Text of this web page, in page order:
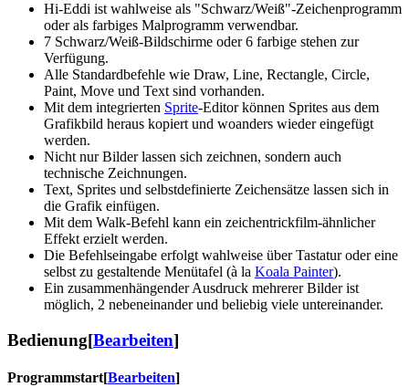
Hi-Eddi ist wahlweise als "Schwarz/Weiß"-Zeichenprogramm
oder als farbiges Malprogramm verwendbar.
7 Schwarz/Weiß-Bildschirme oder 6 farbige stehen zur
Verfügung.
Alle Standardbefehle wie Draw, Line, Rectangle, Circle,
Paint, Move und Text sind vorhanden.
Mit dem integrierten Sprite-Editor können Sprites aus dem
Grafikbild heraus kopiert und woanders wieder eingefügt
werden.
Nicht nur Bilder lassen sich zeichnen, sondern auch
technische Zeichnungen.
Text, Sprites und selbstdefinierte Zeichensätze lassen sich in
die Grafik einfügen.
Mit dem Walk-Befehl kann ein zeichentrickfilm-ähnlicher
Effekt erzielt werden.
Die Befehlseingabe erfolgt wahlweise über Tastatur oder eine
selbst zu gestaltende Menütafel (à la Koala Painter).
Ein zusammenhängender Ausdruck mehrerer Bilder ist
möglich, 2 nebeneinander und beliebig viele untereinander.
Bedienung[Bearbeiten]
Programmstart[Bearbeiten]